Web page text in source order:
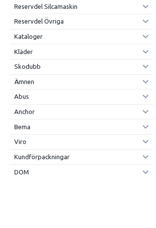
Reservdel Silcamaskin
Reservdel Övriga
Kataloger
Kläder
Skodubb
Ämnen
Abus
Anchor
Bema
Viro
Kundförpackningar
DOM